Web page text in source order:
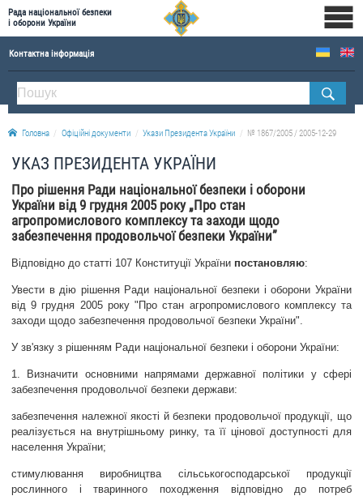
Рада національної безпеки
і оборони України
Контактна інформація
ПРО РНБОУ
Склад Ради національної безпеки і оборони України
Апарат Ради національної безпеки і оборони України
Правова основа діяльності Ради національної безпеки і оборони України
Історична довідка про діяльність Ради національної безпеки і оборони України
ОФІЦІЙНІ ДОКУМЕНТИ
Новини
Drone Deals
ЗВЕРНЕННЯ ГРОМАДЯН
Електронне звернення
ДОСТУП ДО ПУБЛІЧНОЇ ІНФОРМАЦІЇ
Головна Офіційні документи Укази Президента України № 1867/2005 / 2005-12-29
УКАЗ ПРЕЗИДЕНТА УКРАЇНИ
Про рішення Ради національної безпеки і оборони
України від 9 грудня 2005 року „Про стан
агропромислового комплексу та заходи щодо
забезпечення продовольчої безпеки України”
Відповідно до статті 107 Конституції України постановляю:
Увести в дію рішення Ради національної безпеки і оборони України
від 9 грудня 2005 року "Про стан агропромислового комплексу та
заходи щодо забезпечення продовольчої безпеки України".
У зв'язку з рішенням Ради національної безпеки і оборони України:
1. Визначити основними напрямами державної політики у сфері
забезпечення продовольчої безпеки держави:
забезпечення належної якості й безпеки продовольчої продукції, що
реалізується на внутрішньому ринку, та її цінової доступності для
населення України;
стимулювання виробництва сільськогосподарської продукції
рослинного і тваринного походження відповідно до потреб